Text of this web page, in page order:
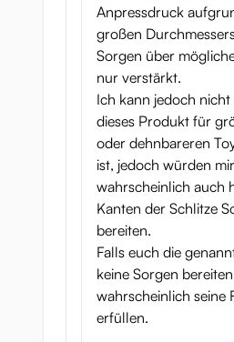
Anpressdruck
großen
Sorgen über
nur verstärkt.
Ich kann jedoch nicht
dieses Produkt für
oder dehnbareren
ist, jedoch würden mir
wahrscheinlich auch
Kanten der Schlitze
bereiten.
Falls euch die
keine Sorgen
wahrscheinlich seine
erfüllen.